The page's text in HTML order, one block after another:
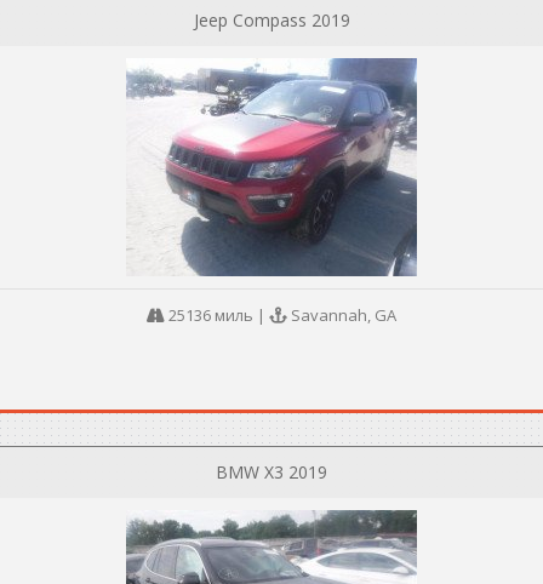
Jeep Compass 2019
25136 миль | Savannah, GA
BMW X3 2019